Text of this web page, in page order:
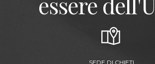
SEDE DI CHIETI